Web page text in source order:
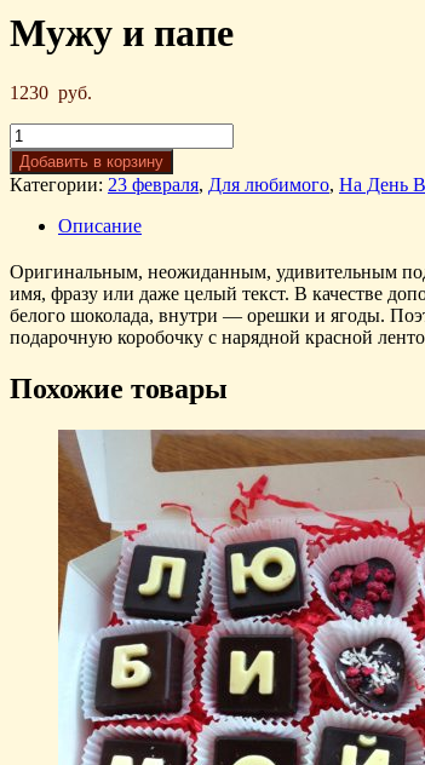
Мужу и папе
1230 руб.
Добавить в корзину
Категории: 23 февраля, Для любимого, На День
Описание
Оригинальным, неожиданным, удивительным
имя, фразу или даже целый текст. В качестве
белого шоколада, внутри — орешки и ягоды.
подарочную коробочку с нарядной красной
Похожие товары